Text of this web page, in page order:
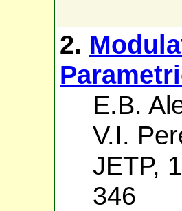
2.
E.B.
V.I.
JETP,
346